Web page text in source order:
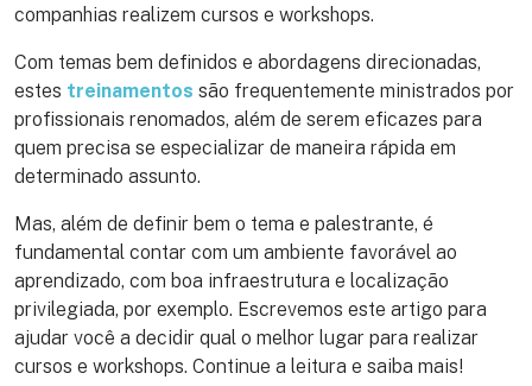
companhias realizem cursos e workshops.
Com temas bem definidos e abordagens direcionadas,
estes treinamentos são frequentemente ministrados por
profissionais renomados, além de serem eficazes para
quem precisa se especializar de maneira rápida em
determinado assunto.
Mas, além de definir bem o tema e palestrante, é
fundamental contar com um ambiente favorável ao
aprendizado, com boa infraestrutura e localização
privilegiada, por exemplo. Escrevemos este artigo para
ajudar você a decidir qual o melhor lugar para realizar
cursos e workshops. Continue a leitura e saiba mais!